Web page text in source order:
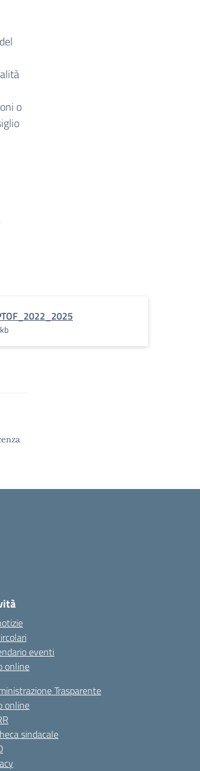
o
eventi
online
Trasparente
online
sindacale